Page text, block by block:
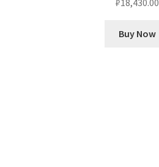
₽18,430.00
Buy Now